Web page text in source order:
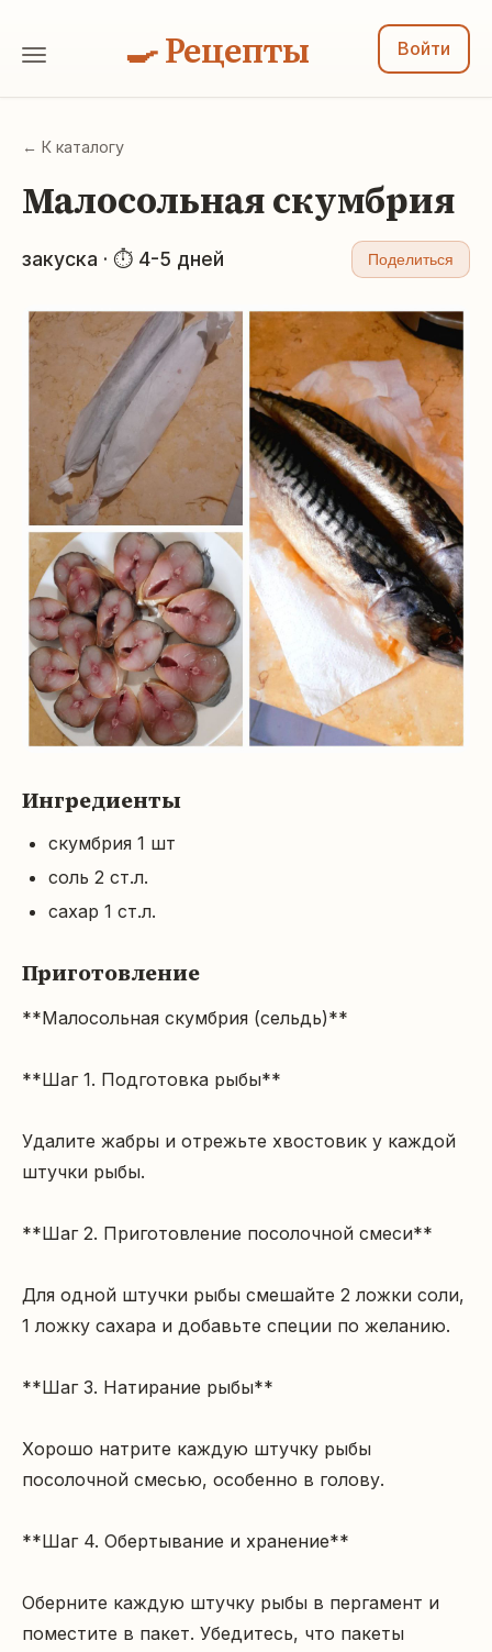
🍳 Рецепты Войти
← К каталогу
Малосольная скумбрия
закуска · ⏱ 4-5 дней Поделиться
Ингредиенты
скумбрия 1 шт
соль 2 ст.л.
сахар 1 ст.л.
Приготовление
**Малосольная скумбрия (сельдь)**
**Шаг 1. Подготовка рыбы**
Удалите жабры и отрежьте хвостовик у каждой
штучки рыбы.
**Шаг 2. Приготовление посолочной смеси**
Для одной штучки рыбы смешайте 2 ложки соли,
1 ложку сахара и добавьте специи по желанию.
**Шаг 3. Натирание рыбы**
Хорошо натрите каждую штучку рыбы
посолочной смесью, особенно в голову.
**Шаг 4. Обертывание и хранение**
Оберните каждую штучку рыбы в пергамент и
поместите в пакет. Убедитесь, что пакеты